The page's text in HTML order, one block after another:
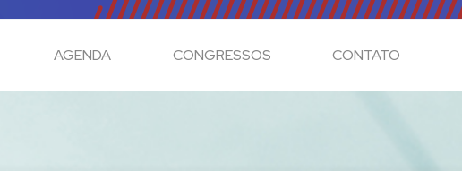
AGENDA CONGRESSOS CONTATO